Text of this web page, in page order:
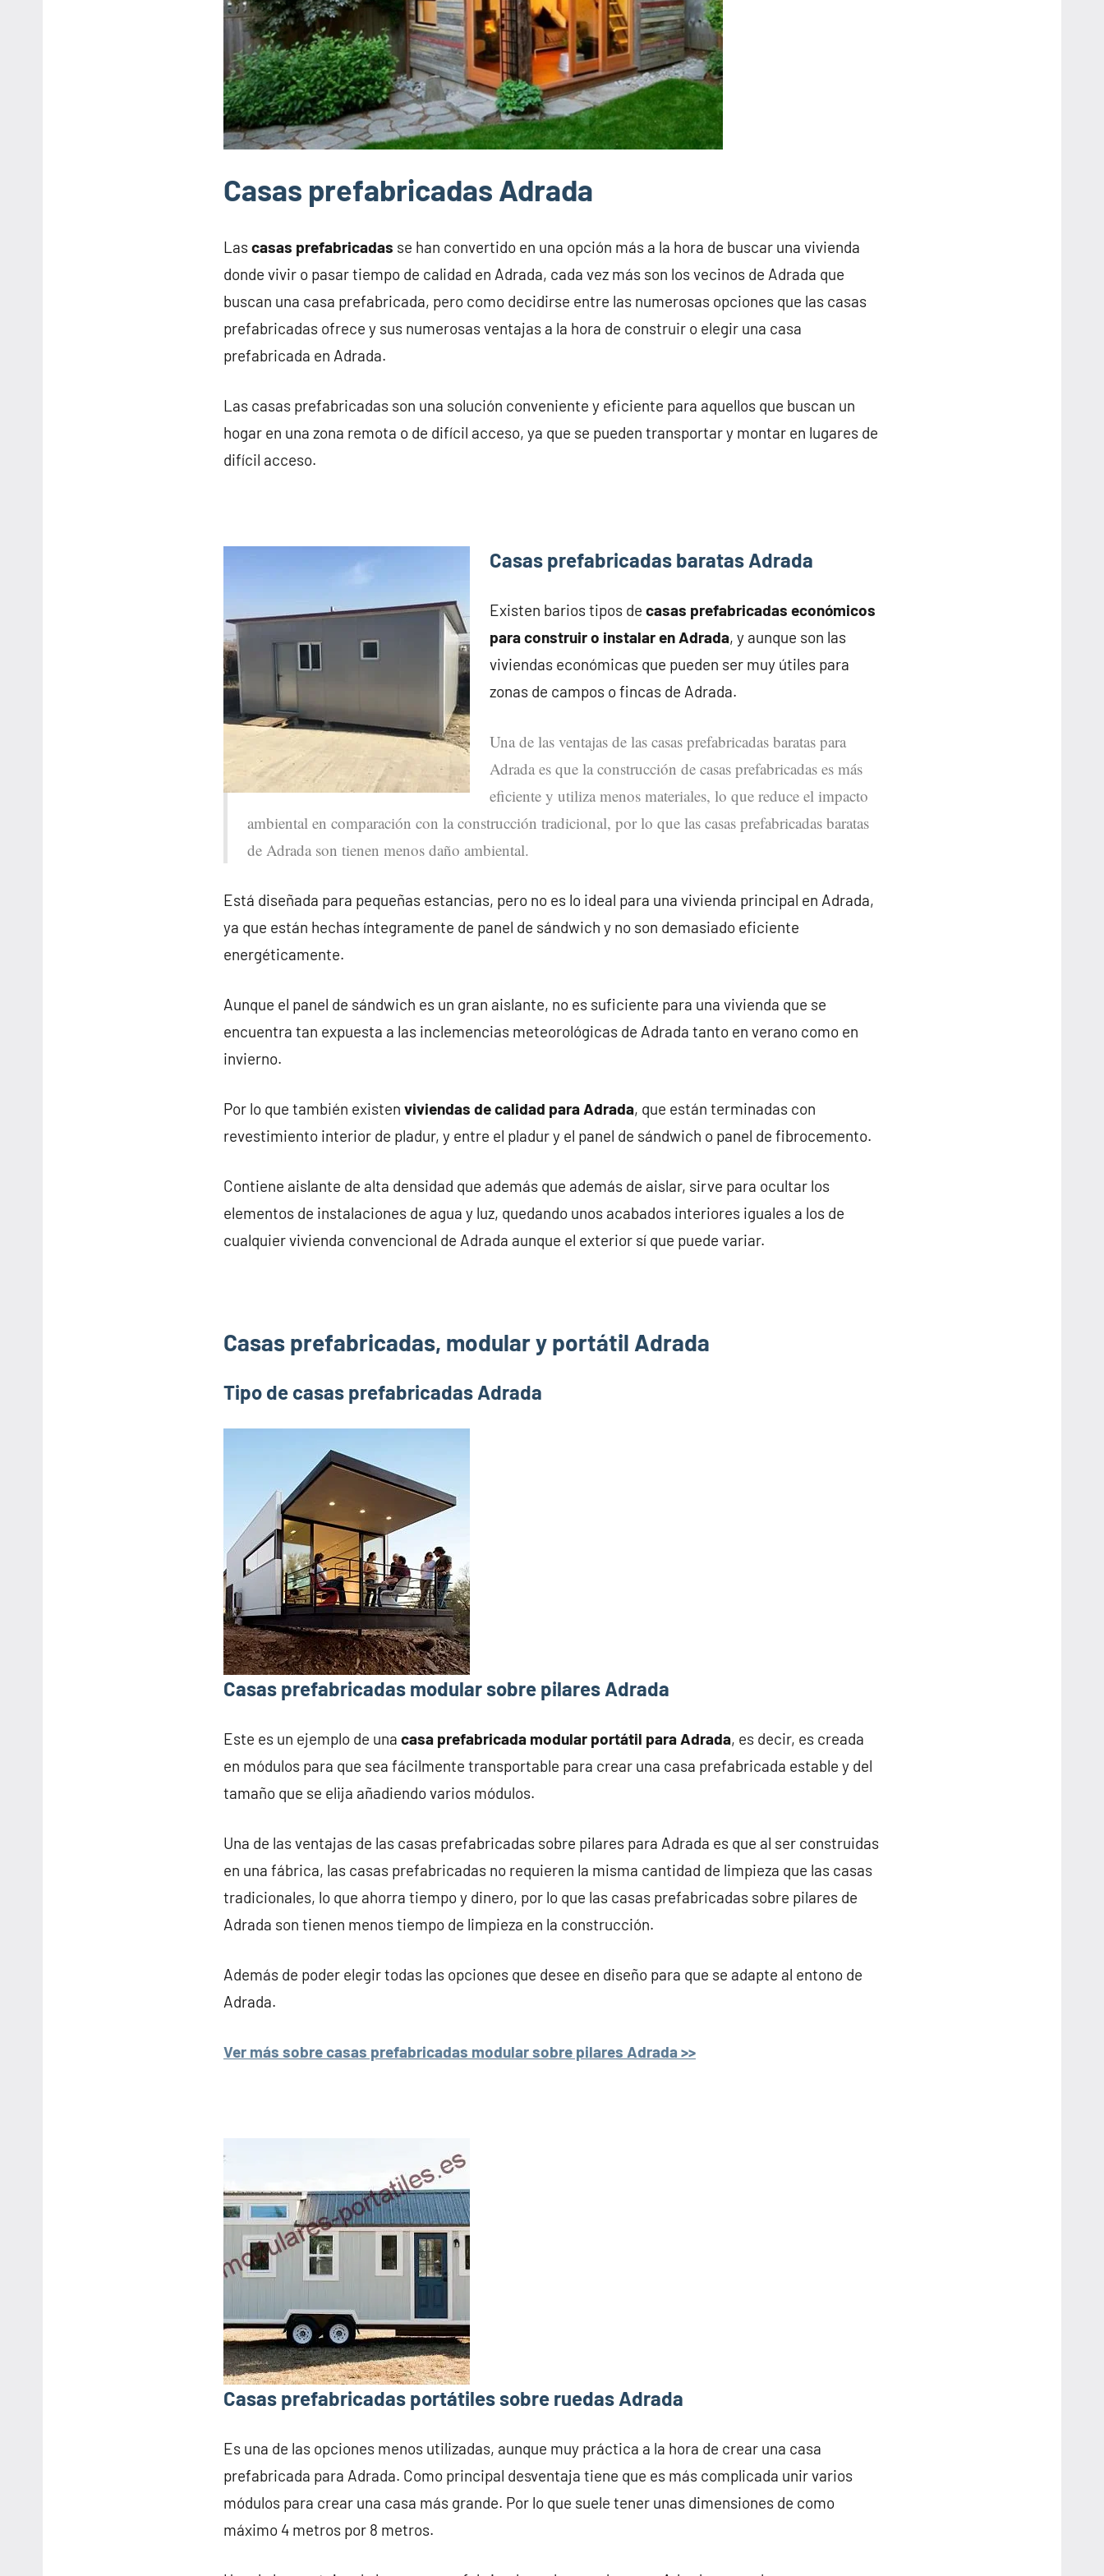
Casas prefabricadas Adrada
Lascasas prefabricadas se han convertido en una opción más a la hora de buscar una vivienda
donde vivir o pasar tiempo de calidad en Adrada, cada vez más son los vecinos de Adrada que
buscan una casa prefabricada, pero como decidirse entre las numerosas opciones que las casas
prefabricadas ofrece y sus numerosas ventajas a la hora de construir o elegir una casa
prefabricada en Adrada.
Las casas prefabricadas son una solución conveniente y eficiente para aquellos que buscan un
hogar en una zona remota o de difícil acceso, ya que se pueden transportar y montar en lugares de
difícil acceso.
Casas prefabricadas baratas Adrada
Existen barios tipos de casas prefabricadas económicos
para construir o instalar en Adrada, y aunque son las
viviendas económicas que pueden ser muy útiles para
zonas de campos o fincas de Adrada.
Una de las ventajas de las casas prefabricadas baratas para
Adrada es que la construcción de casas prefabricadas es más
eficiente y utiliza menos materiales, lo que reduce el impacto
ambiental en comparación con la construcción tradicional, por lo que las casas prefabricadas baratas
de Adrada son tienen menos daño ambiental.
Está diseñada para pequeñas estancias, pero no es lo ideal para una vivienda principal en Adrada,
ya que están hechas íntegramente de panel de sándwich y no son demasiado eficiente
energéticamente.
Aunque el panel de sándwich es un gran aislante, no es suficiente para una vivienda que se
encuentra tan expuesta a las inclemencias meteorológicas de Adrada tanto en verano como en
invierno.
Por lo que también existen viviendas de calidad para Adrada, que están terminadas con
revestimiento interior de pladur, y entre el pladur y el panel de sándwich o panel de fibrocemento.
Contiene aislante de alta densidad que además que además de aislar, sirve para ocultar los
elementos de instalaciones de agua y luz, quedando unos acabados interiores iguales a los de
cualquier vivienda convencional de Adrada aunque el exterior sí que puede variar.
Casas prefabricadas, modular y portátil Adrada
Tipo de casas prefabricadas Adrada
Casas prefabricadas modular sobre pilares Adrada
Este es un ejemplo de una casa prefabricada modular portátil para Adrada, es decir, es creada
en módulos para que sea fácilmente transportable para crear una casa prefabricada estable y del
tamaño que se elija añadiendo varios módulos.
Una de las ventajas de las casas prefabricadas sobre pilares para Adrada es que al ser construidas
en una fábrica, las casas prefabricadas no requieren la misma cantidad de limpieza que las casas
tradicionales, lo que ahorra tiempo y dinero, por lo que las casas prefabricadas sobre pilares de
Adrada son tienen menos tiempo de limpieza en la construcción.
Además de poder elegir todas las opciones que desee en diseño para que se adapte al entono de
Adrada.
Ver más sobre casas prefabricadas modular sobre pilares Adrada >>
Casas prefabricadas portátiles sobre ruedas Adrada
Es una de las opciones menos utilizadas, aunque muy práctica a la hora de crear una casa
prefabricada para Adrada. Como principal desventaja tiene que es más complicada unir varios
módulos para crear una casa más grande. Por lo que suele tener unas dimensiones de como
máximo 4 metros por 8 metros.